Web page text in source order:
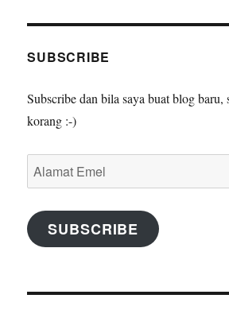
SUBSCRIBE
Subscribe dan bila saya buat blog baru,
korang :-)
Alamat
Emel
SUBSCRIBE